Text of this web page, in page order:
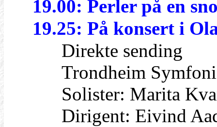
19.00: Perler på en
19.25: På konsert i
Direkte sending
Trondheim
Solister: Marita
Dirigent: Eivind